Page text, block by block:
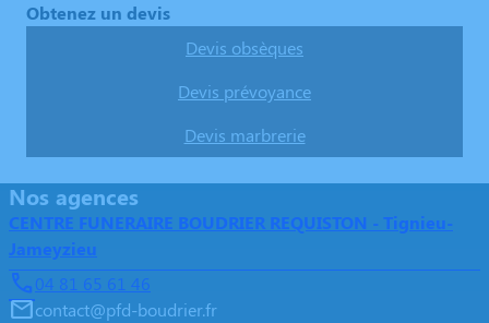
Obtenez un devis
Devis obsèques
Devis prévoyance
Devis marbrerie
Nos agences
CENTRE FUNERAIRE BOUDRIER REQUISTON - Tignieu-
Jameyzieu
04 81 65 61 46
contact@pfd-boudrier.fr